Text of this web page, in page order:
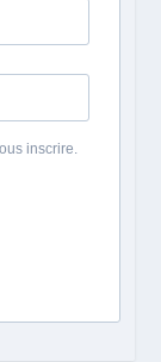
inscrire.